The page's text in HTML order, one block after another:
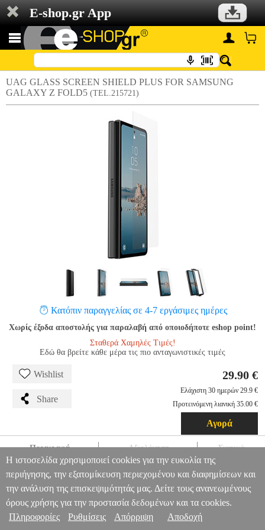
E-shop.gr App
UAG GLASS SCREEN SHIELD PLUS FOR SAMSUNG
GALAXY Z FOLD5 (TEL.215721)
Κατόπιν παραγγελίας σε 4-7 εργάσιμες ημέρες
Χωρίς έξοδα αποστολής για παραλαβή από οποιοδήποτε eshop point!
Σταθερά Χαμηλές Τιμές!
Εδώ θα βρείτε κάθε μέρα τις πιο ανταγωνιστικές τιμές
Wishlist
Share
29.90 €
Ελάχιστη 30 ημερών 29.9 €
Προτεινόμενη λιανική 35.00 €
Αγορά
Περιγραφή Αξιολόγηση Σχετικά
UAG GLASS SCREEN SHIELD PLUS FOR SAMSUNG
GALAXY Z FOLD5
TEL.215721 TEL.215721
UAG
ΠΡΟΣΟΨΕΙΣ UAG GLASS SCREEN SHIELD PLUS FOR
SAMSUNG GALAXY Z FOLD5
29.90
Πληροφορίες & Υπηρεσίες >
Η ιστοσελίδα χρησιμοποιεί cookies για την ευκολία της
περιήγησης, την εξατομίκευση περιεχομένου και διαφημίσεων και
την ανάλυση της επισκεψιμότητάς μας. Δείτε τους ανανεωμένους
όρους χρήσης για την προστασία δεδομένων και τα cookies.
Πληροφορίες
Ρυθμίσεις Απόρριψη Αποδοχή